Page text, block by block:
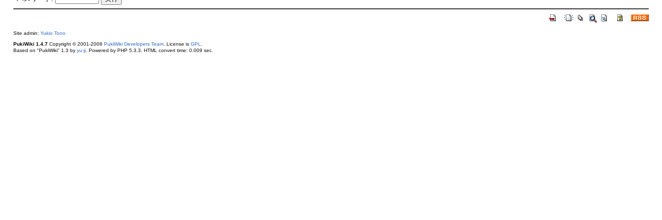
Site admin: Yukio Tono
PukiWiki 1.4.7Copyright © 2001-2006 PukiWiki Developers Team. License is GPL.
Based on "PukiWiki" 1.3 by yu-ji. Powered by PHP 5.3.3. HTML convert time: 0.009 sec.